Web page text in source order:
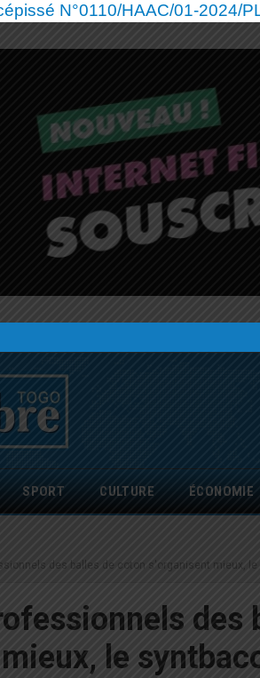
N°0110/HAAC/01-2024/
SPORT CULTURE ÉCONOMIE
des balles de coton s'organisent mieux,
des
le